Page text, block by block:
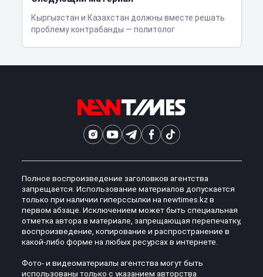
Кыргызстан и Казахстан должны вместе решать
проблему контрабанды — политолог
Полное воспроизведение заголовков агентства
запрещается. Использование материалов допускается
только при наличии гиперссылки на newtimes.kz в
первом абзаце. Исключением может быть специальная
отметка автора в материале, запрещающая перепечатку,
воспроизведение, копирование и распространение в
какой-либо форме на любых ресурсах в интернете.
Фото- и видеоматериалы агентства могут быть
использованы только с указанием авторства